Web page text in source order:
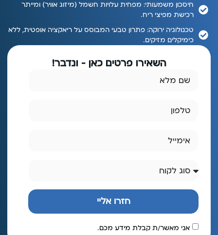
חיסכון משמעותי: מפחית עלויות חשמל (מיזוג אוויר) ומייתר
רכישת מפיצי ריח.
טכנולוגיה ירוקה: פתרון טבעי המבוסס על ריאקציה אופטית, ללא
כימיקלים מזיקים.
השאירו פרטים כאן - ונדבר!
אני מאשר/ת קבלת מידע מכם.
חזרו אליי